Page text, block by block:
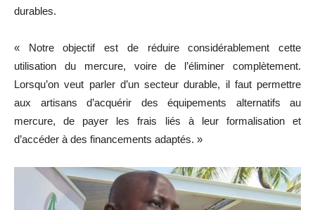
durables.
« Notre objectif est de réduire considérablement cette
utilisation du mercure, voire de l’éliminer complètement.
Lorsqu’on veut parler d’un secteur durable, il faut permettre
aux artisans d’acquérir des équipements alternatifs au
mercure, de payer les frais liés à leur formalisation et
d’accéder à des financements adaptés. »